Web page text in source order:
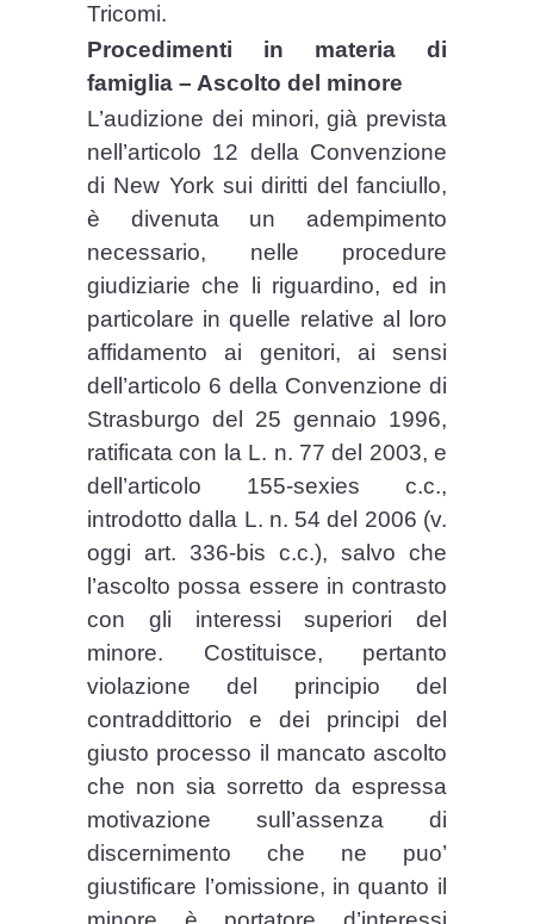
Tricomi.
Procedimenti in materia di
famiglia – Ascolto del minore
L’audizione dei minori, già prevista
nell’articolo 12 della Convenzione
di New York sui diritti del fanciullo,
è divenuta un adempimento
necessario, nelle procedure
giudiziarie che li riguardino, ed in
particolare in quelle relative al loro
affidamento ai genitori, ai sensi
dell’articolo 6 della Convenzione di
Strasburgo del 25 gennaio 1996,
ratificata con la L. n. 77 del 2003, e
dell’articolo 155-sexies c.c.,
introdotto dalla L. n. 54 del 2006 (v.
oggi art. 336-bis c.c.), salvo che
l’ascolto possa essere in contrasto
con gli interessi superiori del
minore. Costituisce, pertanto
violazione del principio del
contraddittorio e dei principi del
giusto processo il mancato ascolto
che non sia sorretto da espressa
motivazione sull’assenza di
discernimento che ne puo’
giustificare l’omissione, in quanto il